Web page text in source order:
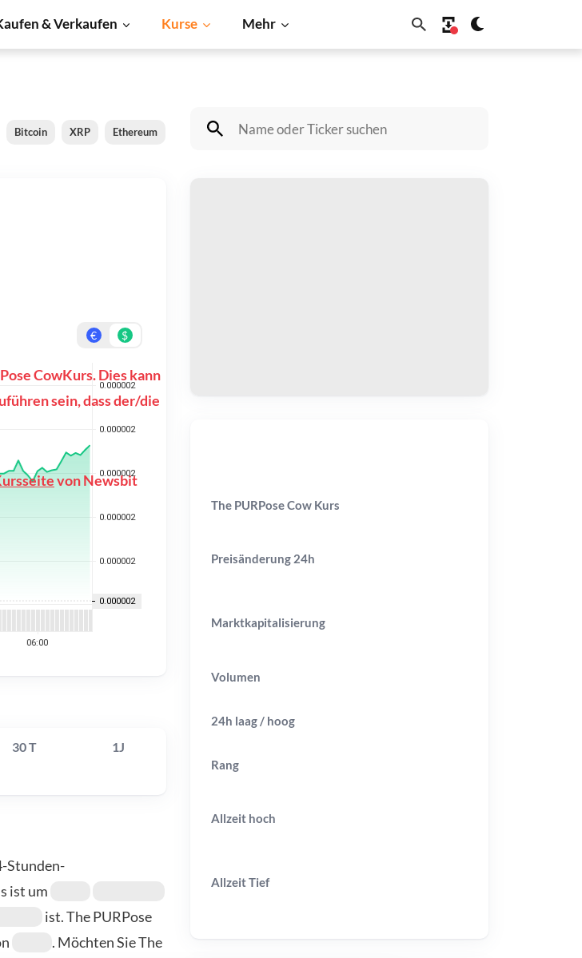
& Verkaufen Kurse Mehr
Bitcoin XRP Ethereum Cardano BNB Dogecoin Litecoin
€ $
CowKurs. Dies kann
sein, dass der/die
von Newsbit
30 T 1J
Stunden-
ist um
ist. The PURPose
. Möchten Sie The
The PURPose Cow Kurs
Preisänderung 24h
Marktkapitalisierung
Volumen
24h laag / hoog
Rang
Allzeit hoch
AllzeitTief